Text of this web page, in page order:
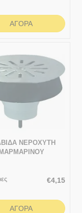
ΑΓΟΡΆ
ΝΕΡΟΧΥΤΗ
€4,15
ΑΓΟΡΆ